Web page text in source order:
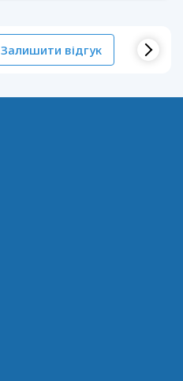
Залишити відгук